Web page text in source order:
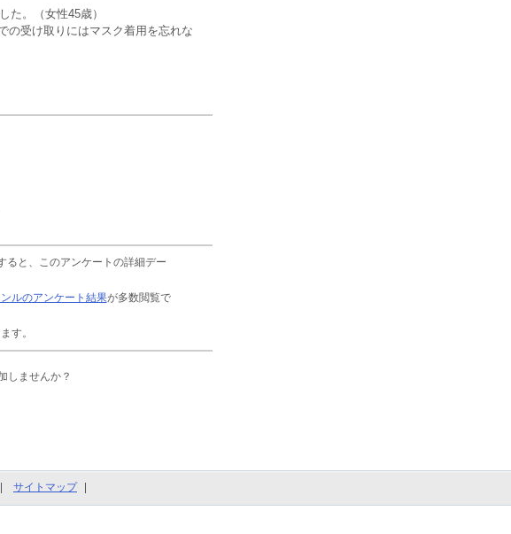
た。（女性45歳）
の受け取りにはマスク着用を忘れな
ると、このアンケートの詳細デー
ルのアンケート結果が多数閲覧で
す。
しませんか？
サイトマップ